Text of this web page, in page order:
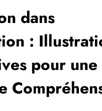
dans
:
pour une